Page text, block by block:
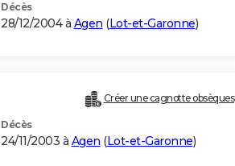
Décès
28/12/2004 à Agen (Lot-et-Garonne)
Créer une cagnotte obsèques
Décès
24/11/2003 à Agen (Lot-et-Garonne)